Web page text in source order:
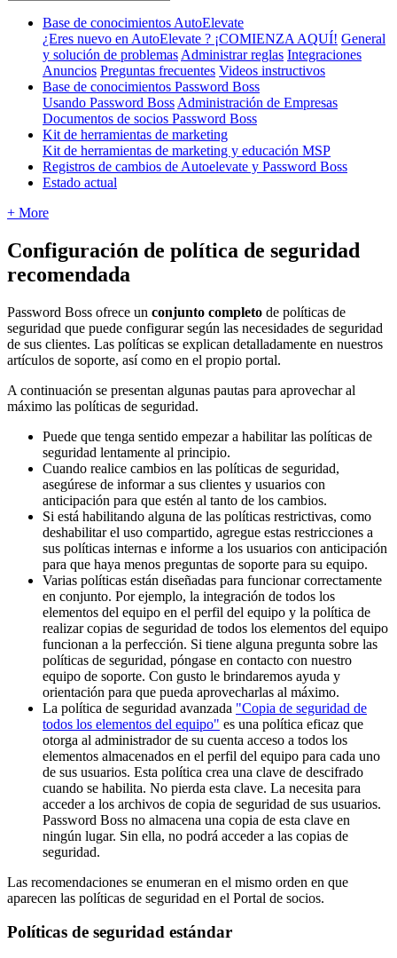
Base de conocimientos AutoElevate
¿Eres nuevo en AutoElevate ? ¡COMIENZA AQUÍ! General
y solución de problemas Administrar reglas Integraciones
Anuncios Preguntas frecuentes Videos instructivos
Base de conocimientos Password Boss
Usando Password Boss Administración de Empresas
Documentos de socios Password Boss
Kit de herramientas de marketing
Kit de herramientas de marketing y educación MSP
Registros de cambios de Autoelevate y Password Boss
Estado actual
+ More
Configuración de política de seguridad
recomendada
Password Boss ofrece un conjunto completo de políticas de
seguridad que puede configurar según las necesidades de seguridad
de sus clientes. Las políticas se explican detalladamente en nuestros
artículos de soporte, así como en el propio portal.
A continuación se presentan algunas pautas para aprovechar al
máximo las políticas de seguridad.
Puede que tenga sentido empezar a habilitar las políticas de
seguridad lentamente al principio.
Cuando realice cambios en las políticas de seguridad,
asegúrese de informar a sus clientes y usuarios con
anticipación para que estén al tanto de los cambios.
Si está habilitando alguna de las políticas restrictivas, como
deshabilitar el uso compartido, agregue estas restricciones a
sus políticas internas e informe a los usuarios con anticipación
para que haya menos preguntas de soporte para su equipo.
Varias políticas están diseñadas para funcionar correctamente
en conjunto. Por ejemplo, la integración de todos los
elementos del equipo en el perfil del equipo y la política de
realizar copias de seguridad de todos los elementos del equipo
funcionan a la perfección. Si tiene alguna pregunta sobre las
políticas de seguridad, póngase en contacto con nuestro
equipo de soporte. Con gusto le brindaremos ayuda y
orientación para que pueda aprovecharlas al máximo.
La política de seguridad avanzada "Copia de seguridad de
todos los elementos del equipo" es una política eficaz que
otorga al administrador de su cuenta acceso a todos los
elementos almacenados en el perfil del equipo para cada uno
de sus usuarios. Esta política crea una clave de descifrado
cuando se habilita. No pierda esta clave. La necesita para
acceder a los archivos de copia de seguridad de sus usuarios.
Password Boss no almacena una copia de esta clave en
ningún lugar. Sin ella, no podrá acceder a las copias de
seguridad.
Las recomendaciones se enumeran en el mismo orden en que
aparecen las políticas de seguridad en el Portal de socios.
Políticas de seguridad estándar